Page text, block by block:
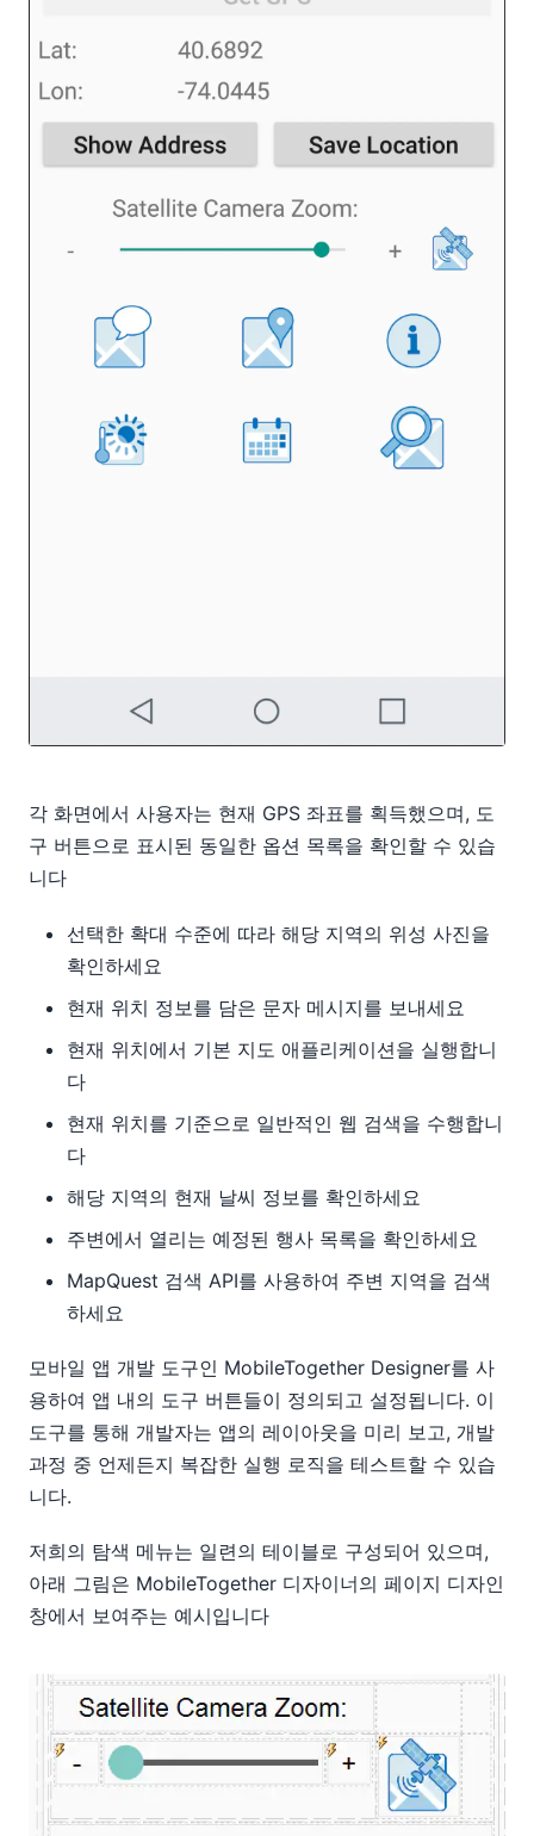
각 화면에서 사용자는 현재 GPS 좌표를 획득했으며, 도
구 버튼으로 표시된 동일한 옵션 목록을 확인할 수 있습
니다
선택한 확대 수준에 따라 해당 지역의 위성 사진을
확인하세요
현재 위치 정보를 담은 문자 메시지를 보내세요
현재 위치에서 기본 지도 애플리케이션을 실행합니
다
현재 위치를 기준으로 일반적인 웹 검색을 수행합니
다
해당 지역의 현재 날씨 정보를 확인하세요
주변에서 열리는 예정된 행사 목록을 확인하세요
MapQuest 검색 API를 사용하여 주변 지역을 검색
하세요
모바일 앱 개발 도구인 MobileTogether Designer를 사
용하여 앱 내의 도구 버튼들이 정의되고 설정됩니다. 이
도구를 통해 개발자는 앱의 레이아웃을 미리 보고, 개발
과정 중 언제든지 복잡한 실행 로직을 테스트할 수 있습
니다.
저희의 탐색 메뉴는 일련의 테이블로 구성되어 있으며,
아래 그림은 MobileTogether 디자이너의 페이지 디자인
창에서 보여주는 예시입니다